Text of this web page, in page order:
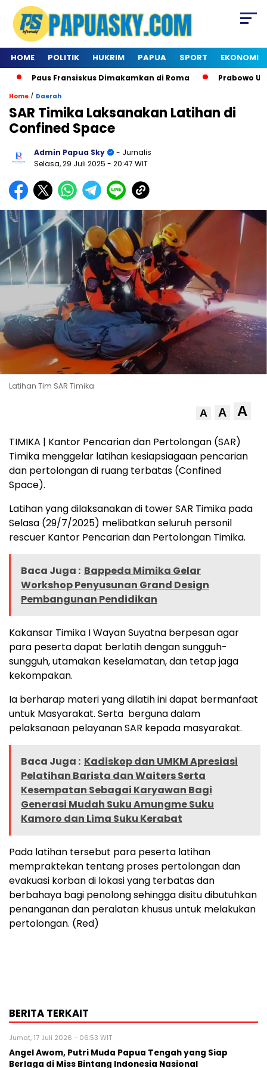
HOME POLITIK HUKRIM PAPUA SPORT EKONOMI
Paus Fransiskus Dimakamkan di Roma Prabowo Utus
Home / Daerah
SAR Timika Laksanakan Latihan di
Confined Space
Admin Papua Sky
- Jurnalis
Selasa, 29 Juli 2025 - 20:47 WIT
Latihan Tim SAR Timika
A A A
TIMIKA | Kantor Pencarian dan Pertolongan (SAR)
Timika menggelar latihan kesiapsiagaan pencarian
dan pertolongan di ruang terbatas (Confined
Space).
Latihan yang dilaksanakan di tower SAR Timika pada
Selasa (29/7/2025) melibatkan seluruh personil
rescuer Kantor Pencarian dan Pertolongan Timika.
Baca Juga : Bappeda Mimika Gelar
Workshop Penyusunan Grand Design
Pembangunan Pendidikan
Kakansar Timika I Wayan Suyatna berpesan agar
para peserta dapat berlatih dengan sungguh-
sungguh, utamakan keselamatan, dan tetap jaga
kekompakan.
Ia berharap materi yang dilatih ini dapat bermanfaat
untuk Masyarakat. Serta berguna dalam
pelaksanaan pelayanan SAR kepada masyarakat.
Baca Juga : Kadiskop dan UMKM Apresiasi
Pelatihan Barista dan Waiters Serta
Kesempatan Sebagai Karyawan Bagi
Generasi Mudah Suku Amungme Suku
Kamoro dan Lima Suku Kerabat
Pada latihan tersebut para peserta latihan
mempraktekan tentang proses pertolongan dan
evakuasi korban di lokasi yang terbatas dan
berbahaya bagi penolong sehingga disitu dibutuhkan
penanganan dan peralatan khusus untuk melakukan
pertolongan. (Red)
BERITA TERKAIT
Jumat, 17 Juli 2026 - 06:53 WIT
Angel Awom, Putri Muda Papua Tengah yang Siap
Berlaga di Miss Bintang Indonesia Nasional